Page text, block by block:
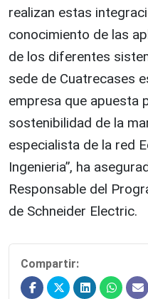
realizan estas
conocimiento de las
de los diferentes
sede de Cuatrecases
empresa que apuesta
sostenibilidad de la
especialista de la red
Ingenieria”, ha
Responsable del
de Schneider Electric.
Compartir: